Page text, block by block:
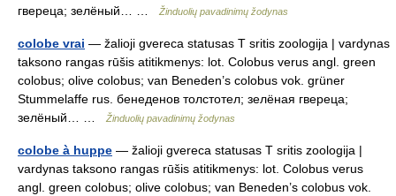
гвереца; зелёный… …
Žinduolių pavadinimų žodynas
colobe vrai — žalioji gvereca statusas T sritis zoologija | vardynas
taksono rangas rūšis atitikmenys: lot. Colobus verus angl. green
colobus; olive colobus; van Beneden’s colobus vok. grüner
Stummelaffe rus. бенеденов толстотел; зелёная гвереца;
зелёный… …
Žinduolių pavadinimų žodynas
colobe à huppe — žalioji gvereca statusas T sritis zoologija |
vardynas taksono rangas rūšis atitikmenys: lot. Colobus verus
angl. green colobus; olive colobus; van Beneden’s colobus vok.